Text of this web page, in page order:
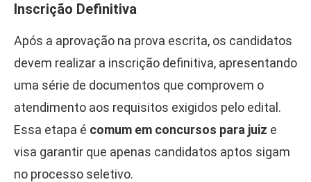
Inscrição Definitiva
Após a aprovação na prova escrita, os candidatos
devem realizar a inscrição definitiva, apresentando
uma série de documentos que comprovem o
atendimento aos requisitos exigidos pelo edital.
Essa etapa é comum em concursos para juiz e
visa garantir que apenas candidatos aptos sigam
no processo seletivo.